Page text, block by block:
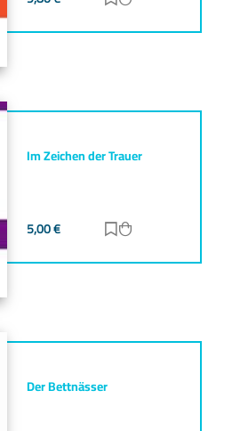
Im Zeichen der Trauer
5,00€ Zur Merkliste
Der Bettnässer